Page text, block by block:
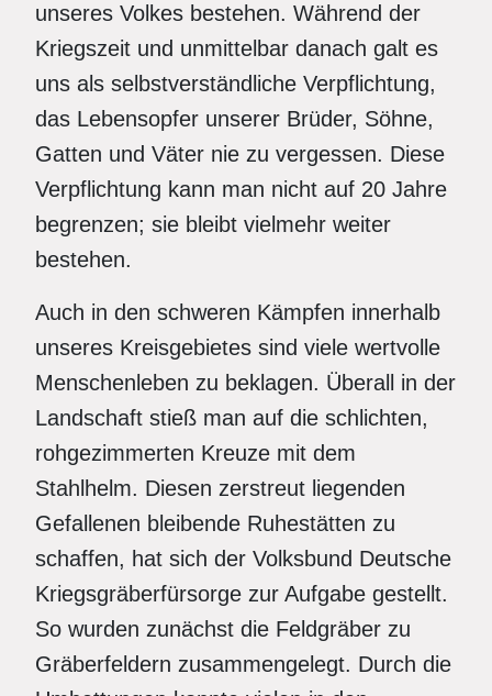
unseres Volkes bestehen. Während der
Kriegszeit und unmittelbar danach galt es
uns als selbstverständliche Verpflichtung,
das Lebensopfer unserer Brüder, Söhne,
Gatten und Väter nie zu vergessen. Diese
Verpflichtung kann man nicht auf 20 Jahre
begrenzen; sie bleibt vielmehr weiter
bestehen.
Auch in den schweren Kämpfen innerhalb
unseres Kreisgebietes sind viele wertvolle
Menschenleben zu beklagen. Überall in der
Landschaft stieß man auf die schlichten,
rohgezimmerten Kreuze mit dem
Stahlhelm. Diesen zerstreut liegenden
Gefallenen bleibende Ruhestätten zu
schaffen, hat sich der Volksbund Deutsche
Kriegsgräberfürsorge zur Aufgabe gestellt.
So wurden zunächst die Feldgräber zu
Gräberfeldern zusammengelegt. Durch die